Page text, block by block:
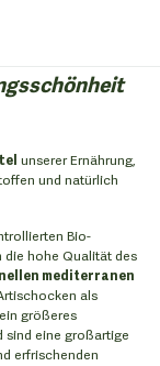
unserer Ernährung,
und natürlich
Bio-
die hohe Qualität des
mediterranen
als
größeres
sind eine großartige
erfrischenden